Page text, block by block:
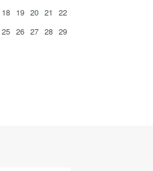
18 19 20 21
22
25 26 27 28 29